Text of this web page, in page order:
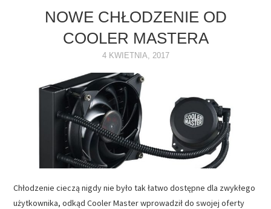
NOWE CHŁODZENIE OD
COOLER MASTERA
4 KWIETNIA, 2017
Chłodzenie cieczą nigdy nie było tak łatwo dostępne dla zwykłego
użytkownika, odkąd Cooler Master wprowadził do swojej oferty